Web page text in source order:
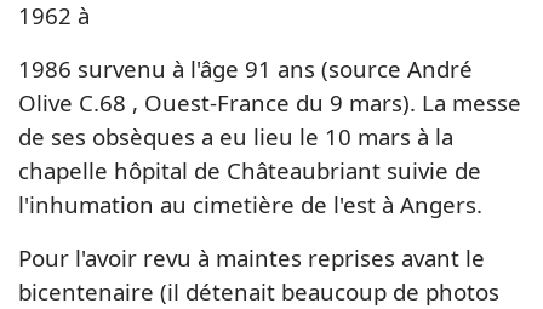
1962 à
1986 survenu à l'âge 91 ans (source André
Olive C.68 , Ouest-France du 9 mars). La messe
de ses obsèques a eu lieu le 10 mars à la
chapelle hôpital de Châteaubriant suivie de
l'inhumation au cimetière de l'est à Angers.
Pour l'avoir revu à maintes reprises avant le
bicentenaire (il détenait beaucoup de photos